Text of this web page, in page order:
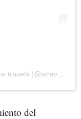
del